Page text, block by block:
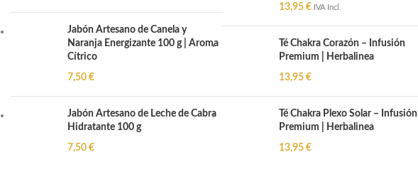
Jabón Artesano de Canela y
Naranja Energizante 100 g | Aroma
Cítrico
7,50 €
Jabón Artesano de Leche de Cabra
Hidratante 100 g
7,50 €
13,95 € IVA Incl.
Té Chakra Corazón – Infusión
Premium | Herbalinea
13,95 €
Té Chakra Plexo Solar – Infusión
Premium | Herbalinea
13,95 €